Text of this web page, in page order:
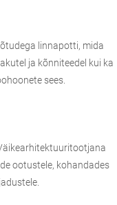
linnapotti, mida
ja kõnniteedel kui ka
sees.
tootjana
ootustele, kohandades